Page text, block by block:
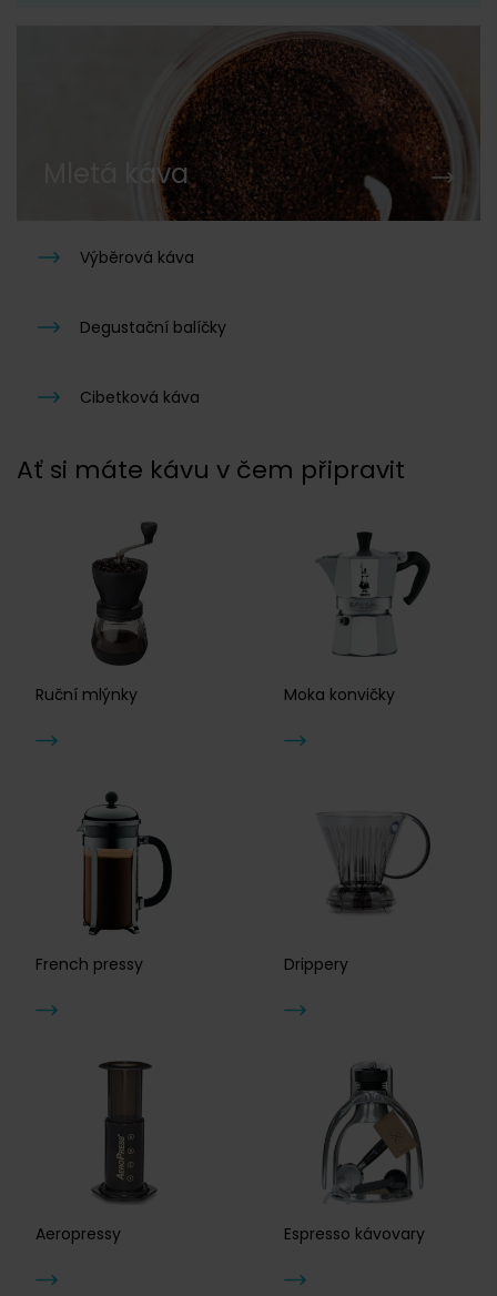
Mletá káva
Výběrová káva
Degustační balíčky
Cibetková káva
Ať si máte kávu v čem připravit
Ruční mlýnky Moka konvičky
French pressy Drippery
Aeropressy Espresso kávovary